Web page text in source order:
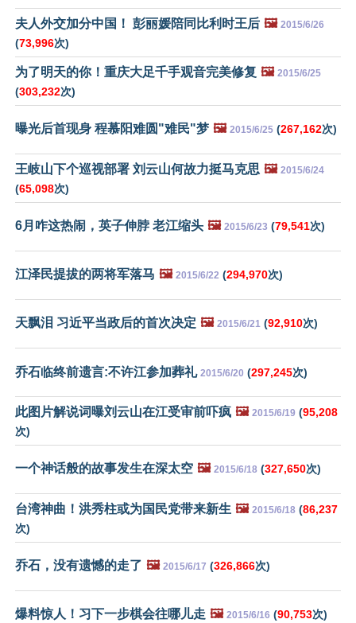
夫人外交加分中国！ 彭丽媛陪同比利时王后 🖼️ 2015/6/26
(73,996次)
为了明天的你！重庆大足千手观音完美修复 🖼️ 2015/6/25
(303,232次)
曝光后首现身 程慕阳难圆"难民"梦 🖼️ 2015/6/25 (267,162次)
王岐山下个巡视部署 刘云山何故力挺马克思 🖼️ 2015/6/24
(65,098次)
6月咋这热闹，英子伸脖 老江缩头 🖼️ 2015/6/23 (79,541次)
江泽民提拔的两将军落马 🖼️ 2015/6/22 (294,970次)
天飘泪 习近平当政后的首次决定 🖼️ 2015/6/21 (92,910次)
乔石临终前遗言:不许江参加葬礼 2015/6/20 (297,245次)
此图片解说词曝刘云山在江受审前吓疯 🖼️ 2015/6/19 (95,208
次)
一个神话般的故事发生在深太空 🖼️ 2015/6/18 (327,650次)
台湾神曲！洪秀柱或为国民党带来新生 🖼️ 2015/6/18 (86,237
次)
乔石，没有遗憾的走了 🖼️ 2015/6/17 (326,866次)
爆料惊人！习下一步棋会往哪儿走 🖼️ 2015/6/16 (90,753次)